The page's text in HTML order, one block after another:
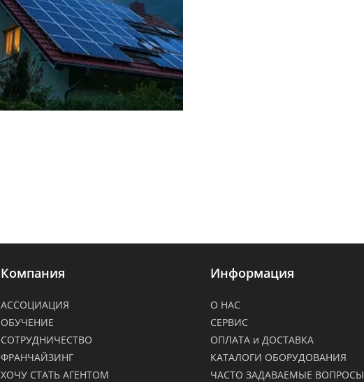
Компания
АССОЦИАЦИЯ
ОБУЧЕНИЕ
СОТРУДНИЧЕСТВО
ФРАНЧАЙЗИНГ
ХОЧУ СТАТЬ АГЕНТОМ
Информация
О НАС
СЕРВИС
ОПЛАТА и ДОСТАВКА
КАТАЛОГИ ОБОРУДОВАНИЯ
ЧАСТО ЗАДАВАЕМЫЕ ВОПРОСЫ